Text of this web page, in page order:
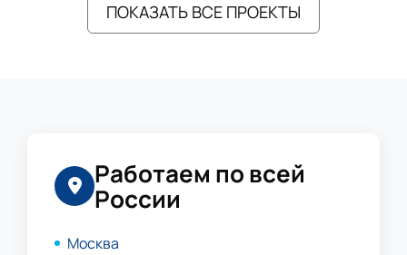
ПОКАЗАТЬ ВСЕ ПРОЕКТЫ
Работаем по всей
России
Москва